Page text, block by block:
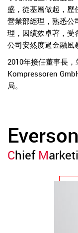
盛，從基層做起，歷
營業部經理，熟悉公
理，因績效卓著，受
公司安然度過金融風
2010年接任董事長
Kompressoren
局。
Chief M